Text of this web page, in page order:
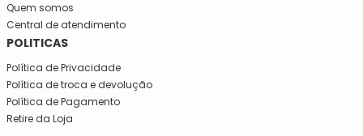
Quem somos
Central de atendimento
POLITICAS
Política de Privacidade
Política de troca e devolução
Política de Pagamento
Retire da Loja